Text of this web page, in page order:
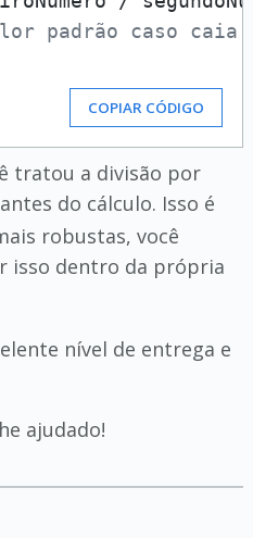
padrão caso caia
COPIAR CÓDIGO
tratou a divisão por
do cálculo. Isso é
robustas, você
isso dentro da própria
nível de entrega e
ajudado!